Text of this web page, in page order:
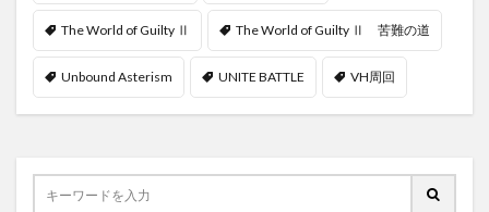
The World of Guilty Ⅱ The World of Guilty Ⅱ 苦難の道
Unbound Asterism UNITE BATTLE VH周回